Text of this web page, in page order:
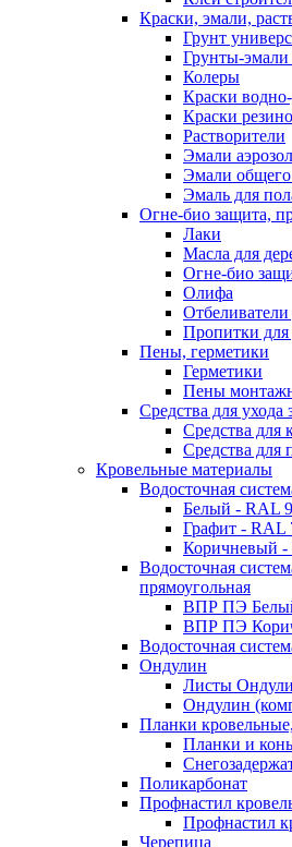
Краски, эмали,
Грунт
Грунты-эмали
Колеры
Краски
Краски
Растворители
Эмали
Эмали общего
Эмаль для
Огне-био защита,
Лаки
Масла для
Огне-био
Олифа
Отбеливатели
Пропитки для
Пены, герметики
Герметики
Пены
Средства для
Средства для
Средства для
Кровельные материалы
Водосточная
Белый - RAL
Графит - RAL
Коричневый -
Водосточная
прямоугольная
ВПР ПЭ
ВПР ПЭ
Водосточная
Ондулин
Листы
Ондулин
Планки
Планки и
Поликарбонат
Профнастил
Профнастил
Черепица